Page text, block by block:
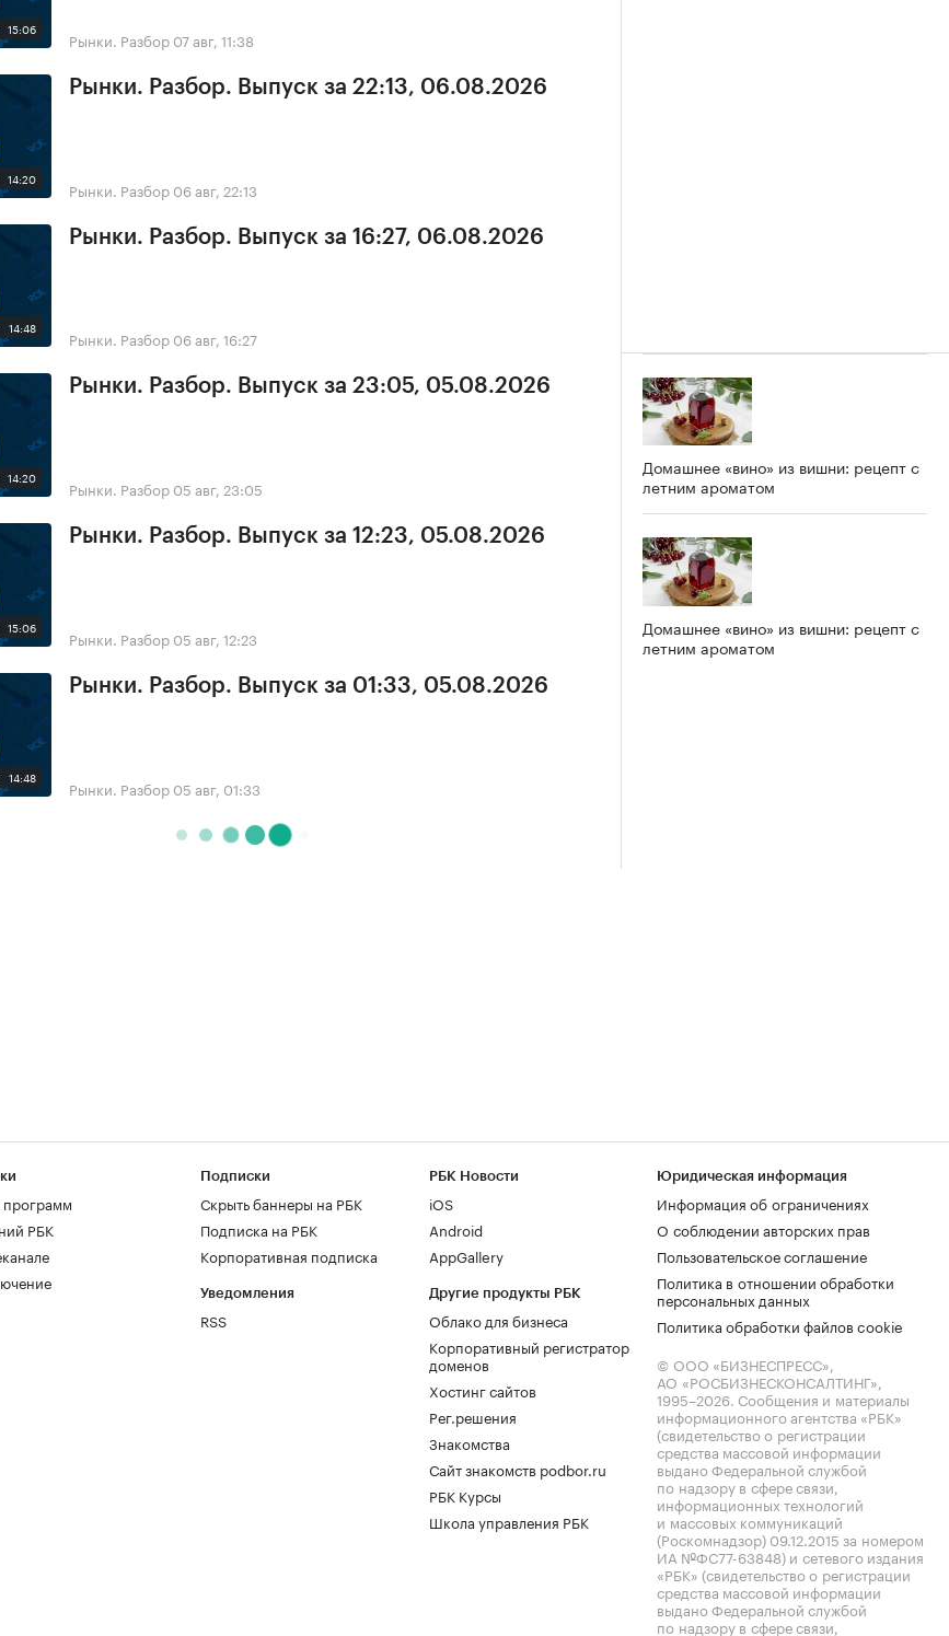
15:06 Рынки. Разбор 07 авг, 11:38
14:20
Рынки. Разбор. Выпуск за 22:13, 06.08.2026
Рынки. Разбор 06 авг, 22:13
14:48
Рынки. Разбор. Выпуск за 16:27, 06.08.2026
Рынки. Разбор 06 авг, 16:27
14:20
Рынки. Разбор. Выпуск за 23:05, 05.08.2026
Рынки. Разбор 05 авг, 23:05
15:06
Рынки. Разбор. Выпуск за 12:23, 05.08.2026
Рынки. Разбор 05 авг, 12:23
14:48
Рынки. Разбор. Выпуск за 01:33, 05.08.2026
Рынки. Разбор 05 авг, 01:33
Домашнее «вино» из вишни: рецепт с
летним ароматом
Домашнее «вино» из вишни: рецепт с
летним ароматом
РБК
Подписки
Скрыть баннеры на РБК
Подписка на РБК
Корпоративная подписка
Уведомления
RSS
РБК Новости
iOS
Android
AppGallery
Другие продукты РБК
Облако для бизнеса
Корпоративный регистратор
доменов
Хостинг сайтов
Рег.решения
Знакомства
Сайт знакомств podbor.ru
РБК Курсы
Школа управления РБК
Юридическая информация
Информация об ограничениях
О соблюдении авторских прав
Пользовательское соглашение
Политика в отношении обработки
персональных данных
Политика обработки файлов cookie
© ООО «БИЗНЕСПРЕСС»,
АО «РОСБИЗНЕСКОНСАЛТИНГ»,
1995–2026. Сообщения и материалы
информационного агентства «РБК»
(свидетельство о регистрации
средства массовой информации
выдано Федеральной службой
по надзору в сфере связи,
информационных технологий
и массовых коммуникаций
(Роскомнадзор) 09.12.2015 за номером
ИА №ФС77-63848) и сетевого издания
«РБК» (свидетельство о регистрации
средства массовой информации
выдано Федеральной службой
по надзору в сфере связи,